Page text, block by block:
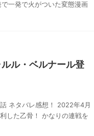
一発で火がついた変態漫画
ル・ベルナール登
ネタバレ感想！ 2022年4月
した乙骨！ かなりの連戦を